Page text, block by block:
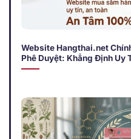
Website Hangthai.net
Phê Duyệt: Khẳng Định Uy